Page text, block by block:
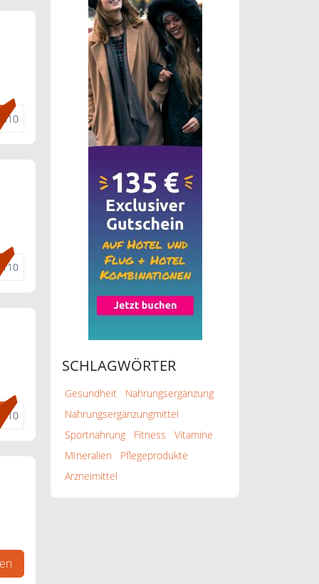
sn10
mr10
re10
SCHLAGWÖRTER
Gesundheit
Nahrungsergänzung
Nahrungsergänzungmittel
Sportnahrung
Fitness
Vitamine
MIneralien
Pflegeprodukte
Arzneimittel